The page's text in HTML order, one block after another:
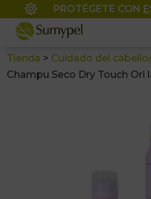
 PROTÉGETE CON
Tienda > Cuidado del
Champu Seco Dry Touch Ori